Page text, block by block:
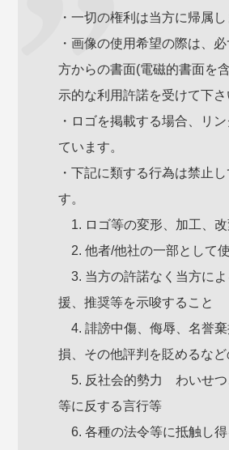
・一切の権利は当方に帰属し
・画像の使用希望の際は、
方からの書面(電磁的書面を
示的な利用許諾を受けて下さ
・ロゴを掲載する場合、リ
ています。
・下記に類する行為は禁止し
す。
1. ロゴ等の変形、加工、
2. 他者/他社の一部として
3. 当方の許諾なく当方によ
援、推奨等を示唆すること
4. 誹謗中傷、侮辱、名誉
損、その他評判を貶めるな
5. 反社会的勢力 わいせつ
等に反する言行等
6. 各種の法令等に抵触し得